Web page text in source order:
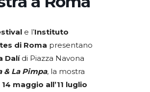
e l’Instituto
di Roma presentano
Dalídi Piazza Navona
& La Pimpa, la mostra
maggio all’11 luglio